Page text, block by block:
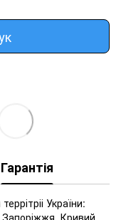
Гарантія
України:
Запоріжжя, Кривий